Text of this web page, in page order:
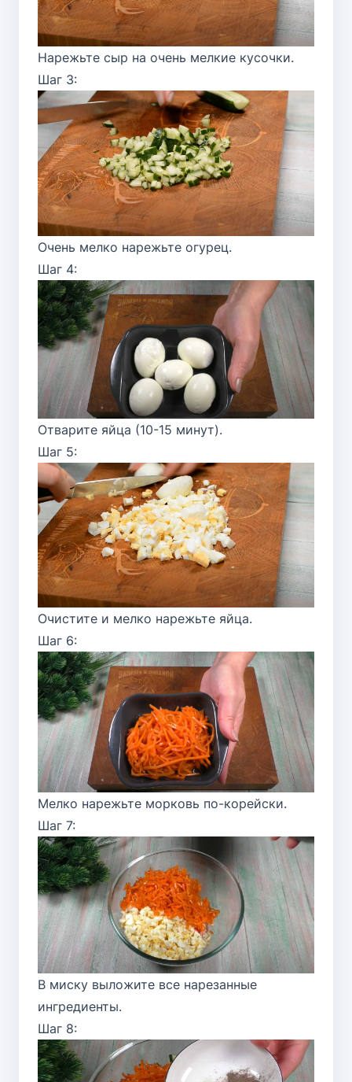
Нарежьте сыр на очень мелкие кусочки.
Шаг 3:
Очень мелко нарежьте огурец.
Шаг 4:
Отварите яйца (10-15 минут).
Шаг 5:
Очистите и мелко нарежьте яйца.
Шаг 6:
Мелко нарежьте морковь по-корейски.
Шаг 7:
В миску выложите все нарезанные
ингредиенты.
Шаг 8: